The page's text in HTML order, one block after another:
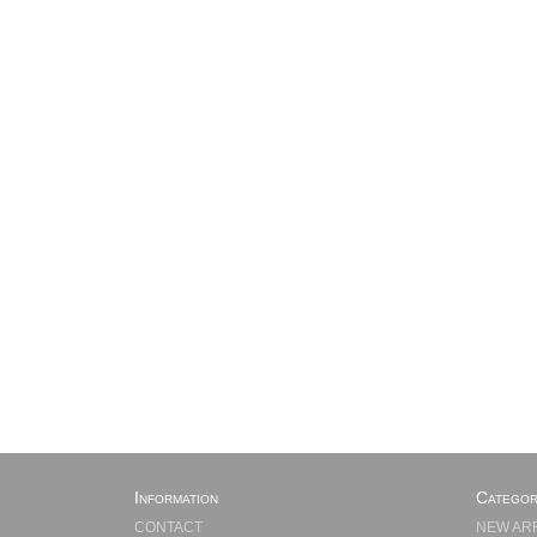
Information
CONTACT
NEW